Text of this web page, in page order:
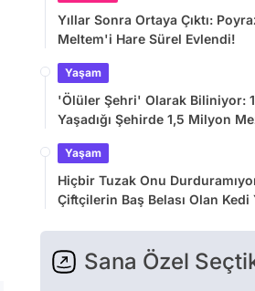
Yıllar Sonra Ortaya Çıktı:
Meltem'i Hare Sürel Evlendi!
Yaşam
'Ölüler Şehri' Olarak Biliniyor:
Yaşadığı Şehirde 1,5 Milyon
Yaşam
Hiçbir Tuzak Onu
Çiftçilerin Baş Belası Olan Kedi
Sana Özel